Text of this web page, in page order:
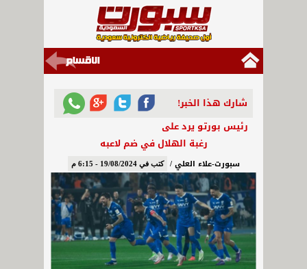
شارك هذا الخبر!
رئيس بورتو يرد على
رغبة الهلال في ضم لاعبه
سبورت-علاء العلي / كتب في 19/08/2024 - 6:15 م